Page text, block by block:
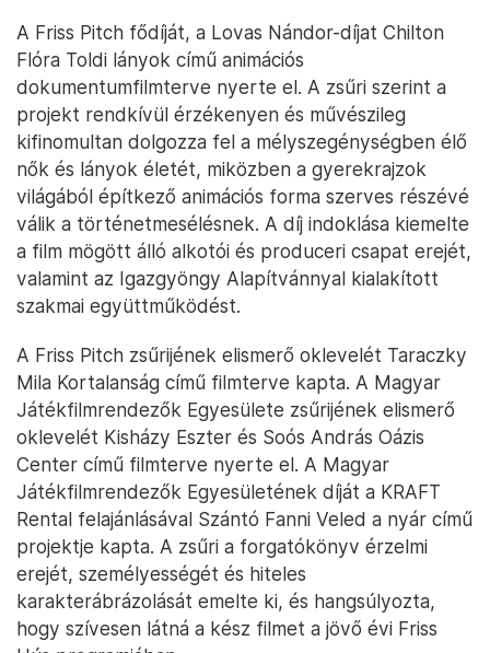
A Friss Pitch fődíját, a Lovas Nándor-díjat Chilton
Flóra Toldi lányok című animációs
dokumentumfilmterve nyerte el. A zsűri szerint a
projekt rendkívül érzékenyen és művészileg
kifinomultan dolgozza fel a mélyszegénységben élő
nők és lányok életét, miközben a gyerekrajzok
világából építkező animációs forma szerves részévé
válik a történetmesélésnek. A díj indoklása kiemelte
a film mögött álló alkotói és produceri csapat erejét,
valamint az Igazgyöngy Alapítvánnyal kialakított
szakmai együttműködést.
A Friss Pitch zsűrijének elismerő oklevelét Taraczky
Mila Kortalanság című filmterve kapta. A Magyar
Játékfilmrendezők Egyesülete zsűrijének elismerő
oklevelét Kisházy Eszter és Soós András Oázis
Center című filmterve nyerte el. A Magyar
Játékfilmrendezők Egyesületének díját a KRAFT
Rental felajánlásával Szántó Fanni Veled a nyár című
projektje kapta. A zsűri a forgatókönyv érzelmi
erejét, személyességét és hiteles
karakterábrázolását emelte ki, és hangsúlyozta,
hogy szívesen látná a kész filmet a jövő évi Friss